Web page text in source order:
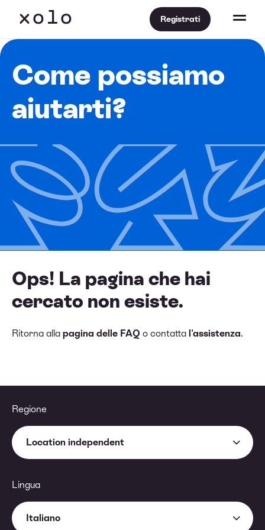
Registrati
Come possiamo
aiutarti?
Ops! La pagina che hai
cercato non esiste.
Ritorna alla pagina delle FAQ o contatta l'assistenza.
Regione
Location independent
Lingua
Italiano